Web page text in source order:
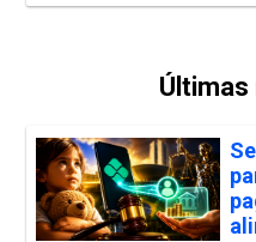
Últimas